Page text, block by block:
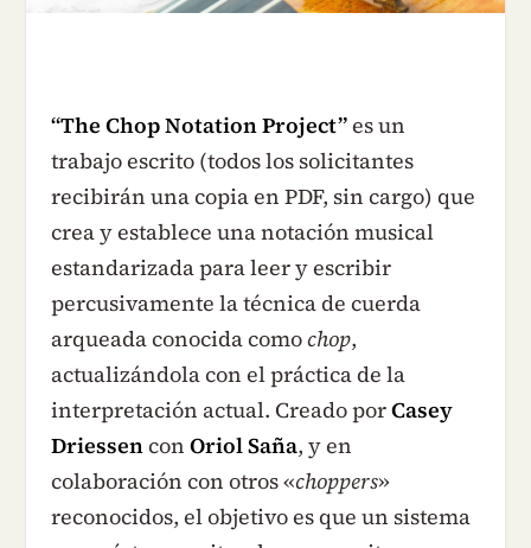
“The Chop Notation Project”es un
trabajo escrito (todos los solicitantes
recibirán una copia en PDF, sin cargo) que
crea y establece una notación musical
estandarizada para leer y escribir
percusivamente la técnica de cuerda
arqueada conocida comochop,
actualizándola con el práctica de la
interpretación actual. Creado porCasey
Driessencon Oriol Saña, y en
colaboración con otros «choppers»
reconocidos, el objetivo es que un sistema